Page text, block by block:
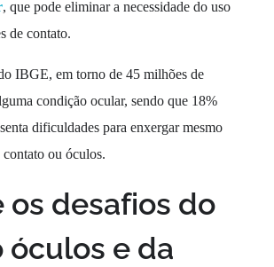
, que pode eliminar a necessidade do uso
de contato.
IBGE, em torno de 45 milhões de
condição ocular, sendo que 18%
dificuldades para enxergar mesmo
contato ou óculos.
os desafios do
óculos e da